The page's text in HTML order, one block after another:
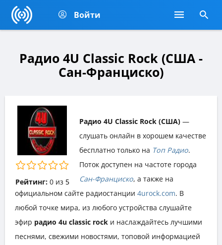
Войти
Радио 4U Classic Rock (США -
Сан-Франциско)
Рейтинг: 0из 5
Радио 4U Classic Rock (США) —
слушать онлайн в хорошем качестве
бесплатно только на Топ Радио.
Поток доступен на частоте города
Сан-Франциско, а также на
официальном сайте радиостанции 4urock.com. В
любой точке мира, из любого устройства слушайте
эфир радио 4u classic rock и наслаждайтесь лучшими
песнями, свежими новостями, топовой информацией